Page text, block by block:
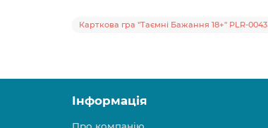
Карткова гра "Таємні Бажання 18+" PLR-0043
Інформація